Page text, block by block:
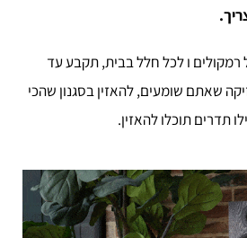
ו לכל חלל בבית, תקבע עד
שאתם שומעים, להאזין בסגנון שהכי
תדרים תוכלו להאזין.